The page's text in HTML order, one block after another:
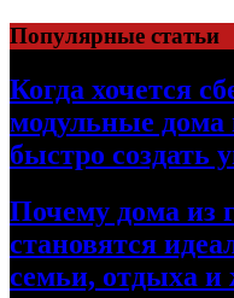
Перейти
к
содержимому
Популярные статьи
Когда хочется
модульные дома
быстро создать
Почему дома из
становятся
семьи, отдыха и